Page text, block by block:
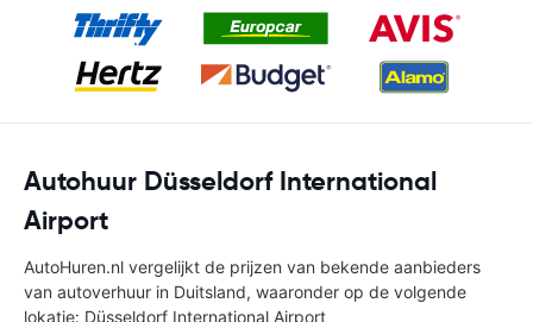
Autohuur Düsseldorf International
Airport
AutoHuren.nl vergelijkt de prijzen van bekende aanbieders
van autoverhuur in Duitsland, waaronder op de volgende
lokatie: Düsseldorf International Airport